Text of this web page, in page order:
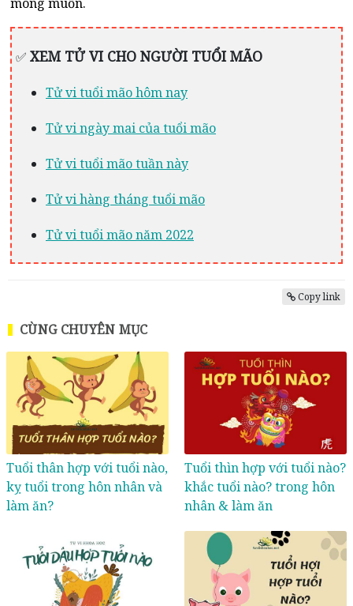
✅ XEM TỬ VI CHO NGƯỜI TUỔI MÃO
Tử vi tuổi mão hôm nay
Tử vi ngày mai của tuổi mão
Tử vi tuổi mão tuần này
Tử vi hàng tháng tuổi mão
Tử vi tuổi mão năm 2022
Copy link
CÙNG CHUYÊN MỤC
Tuổi thân hợp với tuổi nào,
kỵ tuổi trong hôn nhân và
làm ăn?
Tuổi thìn hợp với tuổi nào?
khắc tuổi nào? trong hôn
nhân & làm ăn